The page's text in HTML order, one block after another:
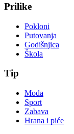
Prilike
Pokloni
Putovanja
Godišnjica
Škola
Tip
Moda
Sport
Zabava
Hrana i piće